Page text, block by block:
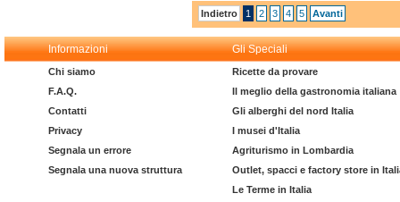
Indietro 1 2 3 4 5 Avanti
Informazioni Gli Speciali
Chi siamo
F.A.Q.
Contatti
Privacy
Segnala un errore
Segnala una nuova struttura
Ricette da provare
Il meglio della gastronomia italiana
Gli alberghi del nord Italia
I musei d'Italia
Agriturismo in Lombardia
Outlet, spacci e factory store in
Le Terme in Italia